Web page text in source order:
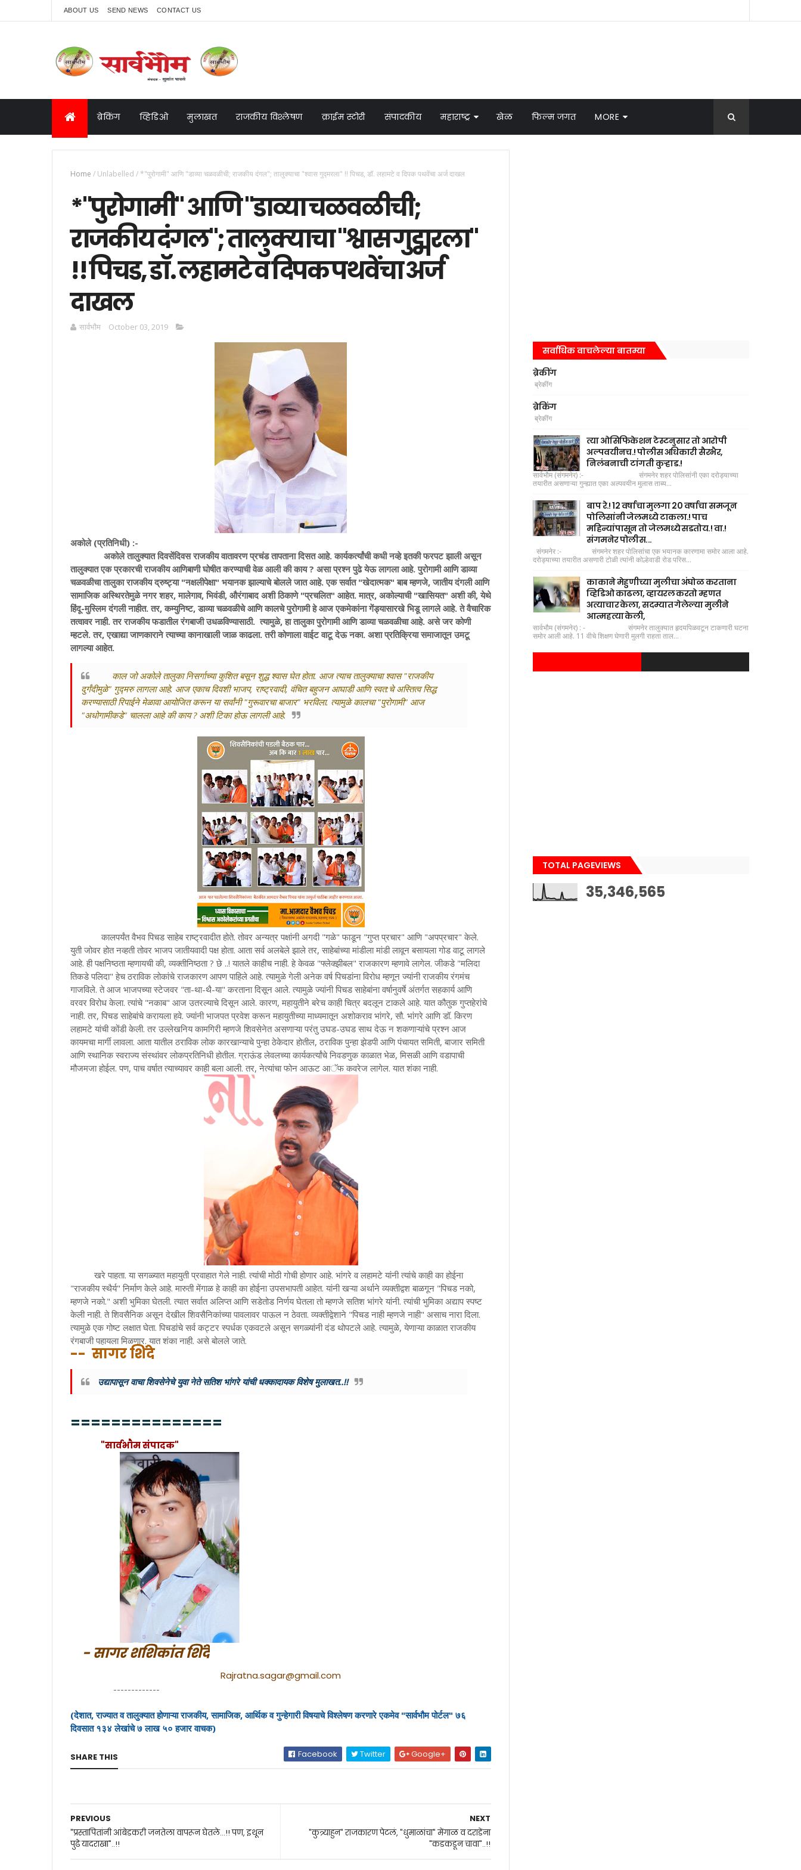
ABOUT US SEND NEWS CONTACT US
ब्रेकिंग व्हिडिओ मुलाखत राजकीय विश्लेषण क्राईम स्टोरी संपादकीय महाराष्ट्र खेळ फिल्म जगत MORE
Home / Unlabelled /*"पुरोगामी" आणि "डाव्या चळवळीची; राजकीय दंगल"; तालुक्याचा "श्वास गुद्मरला" !! पिचड, डॉ. लहामटे व दिपक पथवेंचा अर्ज दाखल
*"पुरोगामी" आणि "डाव्या चळवळीची;
राजकीय दंगल"; तालुक्याचा "श्वास गुद्मरला"
!! पिचड, डॉ. लहामटे व दिपक पथवेंचा अर्ज
दाखल
सार्वभाैम October 03, 2019
अकोले (प्रतिनिधी) :-
अकोले तालुक्यात दिवसेंदिवस राजकीय वातावरण प्रचंड तापताना दिसत आहे. कार्यकर्त्यांची कधी नव्हे इतकी फरपट झाली असून
तालुक्यात एक प्रकारची राजकीय आणिबाणी घोषीत करण्याची वेळ आली की काय ? असा प्रश्न पुढे येऊ लागला आहे. पुरोगामी आणि डाव्या
चळवळीचा तालुका राजकीय द्रुष्ट्या "नक्षलीपेक्षा" भयानक झाल्याचे बोलले जात आहे. एक सर्वात "खेदात्मक" बाब म्हणजे, जातीय दंगली आणि
सामाजिक अस्थिरतेमुळे नगर शहर, मालेगाव, भिवंडी, औरंगाबाद अशी ठिकाणे "प्रचलित" आहेत. मात्र, अकोल्याची "खासियत" अशी की, येथे
हिंदू-मुस्लिम दंगली नाहीत. तर, कम्युनिष्ट, डाव्या चळवळीचे आणि कालचे पुरोगामी हे आज एकमेकांना गेंड्यासारखे भिडू लागले आहे. ते वैचारिक
तत्वावर नाही. तर राजकीय फडातील रंगबाजी उधळविण्यासाठी. त्यामुळे, हा तालुका पुरोगामी आणि डाव्या चळवळीचा आहे. असे जर कोणी
म्हटले. तर, एखाद्या जाणकाराने त्याच्या कानाखाली जाळ काढला. तरी कोणाला वाईट वाटू देऊ नका. अशा प्रतिक्रिया समाजातून उमटू
लागल्या आहेत.
काल जो अकोले तालुका निसर्गाच्या कुशित बसून शुद्ध श्वास घेत होता. आज त्याच तालुक्याचा श्वास "राजकीय
दुर्गंदीमुळे" गुद्मरु लागला आहे. आज एकाच दिवशी भाजप, राष्ट्रवादी, वंचित बहुजन आघाडी आणि स्वत:चे अस्तित्व सिद्ध
करण्यासाठी रिपाईने मेळावा आयोजित करून या सर्वांनी "गुरूवारचा बाजार" भरविला. त्यामुळे कालचा "पुरोगामी" आज
"अधोगामीकडे" चालला आहे की काय ? अशी टिका होऊ लागली आहे.
कालपर्यंत वैभव पिचड साहेब राष्ट्रवादीत होते. तोवर अन्यत्र पक्षांनी अगदी "गळे" फाडून "गुप्त प्रचार" आणि "अपप्रचार" केले.
युती जोवर होत नव्हती तोवर भाजप जातीयवादी पक्ष होता. आता सर्व अलबेले झाले तर, साहेबांच्या मांडीला मांडी लावून बसायला गोड वाटू लागले
आहे. ही पक्षनिष्ठता म्हणायची की, व्यक्तीनिष्ठता ? छे ..! यातले काहीच नाही. हे केवळ "फ्लेक्झीबल" राजकारण म्हणावे लागेल. जीकडे "मलिदा
तिकडे पलिदा" हेच ठराविक लोकांचे राजकारण आपण पाहिले आहे. त्यामुळे गेली अनेक वर्ष पिचडांना विरोध म्हणून ज्यांनी राजकीय रंगमंच
गाजविले. ते आज भाजपच्या स्टेजवर "ता-था-थै-या" करताना दिसून आले. त्यामुळे ज्यांनी पिचड साहेबांना वर्षानुवर्षे अंतर्गत सहकार्य आणि
वरवर विरोध केला. त्यांचे "नकाब" आज उतरल्याचे दिसून आले. कारण, महायुतीने बरेच काही चित्र बदलून टाकले आहे. यात कौतुक गुप्तहेरांचे
नाही. तर, पिचड साहेबांचे करायला हवे. ज्यांनी भाजपत प्रवेश करून महायुतीच्या माध्यमातून अशोकराव भांगरे, सौ. भांगरे आणि डॉ. किरण
लहामटे यांची कोंडी केली. तर उल्लेखनिय कामगिरी म्हणजे शिवसेनेत असणाऱ्या परंतु उघड-उघड साथ देऊ न शकणाऱ्यांचे प्रश्न आज
कायमचा मार्गी लावला. आता यातील ठराविक लोक कारखान्याचे पुन्हा ठेकेदार होतील, ठराविक पुन्हा झेडपी आणि पंचायत समिती, बाजार समिती
आणि स्थानिक स्वराज्य संस्थांवर लोकप्रतिनिधी होतील. ग्राऊंड लेवलच्या कार्यकर्त्यांचे निवडणुक काळात भेळ, मिसळी आणि वडापाची
मौजमजा होईल. पण, पाच वर्षात त्याच्यावर काही बला आली. तर, नेत्यांचा फोन आऊट आॅफ कवरेज लागेल. यात शंका नाही.
खरे पाहता. या सगळ्यात महायुती प्रवाहात गेले नाही. त्यांची मोठी गोची होणार आहे. भांगरे व लहामटे यांनी त्यांचे काही का होईना
"राजकीय स्थैर्य" निर्माण केले आहे. मारुती मेंगाळ हे काही का होईना उपसभापती आहेत. यांनी खऱ्या अर्थाने व्यक्तीद्वश बाळगून "पिचड नको,
म्हणजे नको." अशी भुमिका घेतली. त्यात सर्वात अलिप्त आणि सडेतोड निर्णय घेतला तो म्हणजे सतिश भांगरे यांनी. त्यांची भुमिका अद्याप स्पष्ट
केली नाही. ते शिवसैनिक असून देखील शिवसैनिकांच्या पावलावर पाऊल न ठेवता. व्यक्तीद्वेशाने "पिचड नाही म्हणजे नाही" असाच नारा दिला.
त्यामुळे एक गोष्ट लक्षात घेता. पिचडांचे सर्व कट्टर स्पर्धक एकवटले असून सगळ्यांनी दंड थोपटले आहे. त्यामुळे, येणाऱ्या काळात राजकीय
रंगबाजी पहायला मिळणार. यात शंका नाही. असे बोलले जाते.
-- सागर शिंदे
उद्यापासून वाचा शिवसेनेचे युवा नेते सतिश भांगरे यांची धक्कादायक विशेष मुलाखत..!!
===============
"सार्वभाैम संपादक"
- सागर शशिकांत शिंदे
Rajratna.sagar@gmail.com
-------------
(देशात, राज्यात व तालुक्यात होणाऱ्या राजकीय, सामाजिक, आर्थिक व गुन्हेगारी विषयाचे विश्लेषण करणारे एकमेव "सार्वभौम पोर्टल" ७६
दिवसात १३४ लेखांचे ७ लाख ५० हजार वाचक)
SHARE THIS Facebook Twitter Google+
NEXT
"कुत्र्याहुन" राजकारण पेटलं, "धुमाळांचा" मेंगाळ व दराडेंना
"कडकडून चावा"..!!
PREVIOUS
"प्रस्तापितांनी आंबेडकरी जनतेला वापरून घेतले...!! पण, इथून
पुढे यादराखा"..!!
सर्वाधिक वाचलेल्या बातम्या
ब्रेकींग
ब्रेकींग
ब्रेकिंग
ब्रेकींग
त्या ओसिफिकेशन टेस्टनुसार तो आरोपी
अल्पवयीनच.! पोलीस अधिकारी सैरभैर,
निलंबनाची टांगती कुऱ्हाड.!
सार्वभौम (संगमनेर) :- संगमनेर शहर पोलिसांनी एका दरोड्याच्या
तयारीत असणाऱ्या गुन्ह्यात एका अल्पवयीन मुलास ताब्य...
बाप रे.! 12 वर्षाचा मुलगा 20 वर्षाचा समजून
पोलिसांनी जेलमध्ये टाकला.! पाच
महिन्यांपासून तो जेलमध्ये सडतोय.! वा.!
संगमनेर पोलीस...
संगमनेर :- संगमनेर शहर पोलिसांचा एक भयानक कारणामा समोर आला आहे.
दरोड्याच्या तयारीत असणारी टोळी त्यांनी कोल्हेवाडी रोड परिस...
काकाने मेहुणीच्या मुलीचा अंघोळ करताना
व्हिडिओ काढला, व्हायरल करतो म्हणत
अत्याचार केला, सदम्यात गेलेल्या मुलीने
आत्महत्या केली,
सार्वभौम (संगमनेर) : - संगमनेर तालुक्यात हृदयपिळवटून टाकणारी घटना
समोर आली आहे. 11 वीचे शिक्षण घेणारी मुलगी राहता ताल...
TOTAL PAGEVIEWS
35,346,565